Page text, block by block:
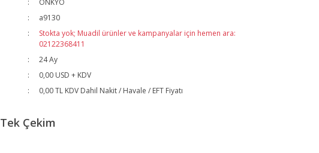
ONKYO
a9130
Stokta yok; Muadil ürünler ve kampanyalar için hemen ara:
02122368411
24 Ay
0,00 USD + KDV
0,00 TL KDV Dahil Nakit / Havale / EFT Fiyatı
Tek Çekim